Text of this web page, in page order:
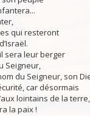
qui resteront
sera leur berger
Seigneur,
du Seigneur, son
car désormais
lointains de la terre,
la paix !